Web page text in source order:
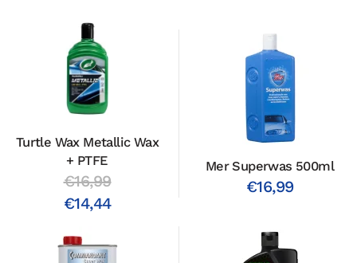
Turtle Wax Metallic Wax
+ PTFE
€16,99
€14,44
Mer Superwas 500ml
€16,99